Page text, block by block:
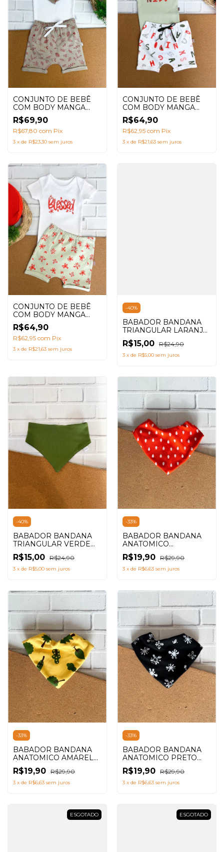
CONJUNTO DE BEBÊ
COM BODY MANGA
CURTA + SHORTS
SARUEL E BABADOR
ESTAMPA NATUREZA
BEGE VERÃO (3 PEÇAS)
R$69,90
R$67,80 com Pix
3 x de R$23,30 sem juros
CONJUNTO DE BEBÊ
COM BODY MANGA
CURTA + SHORTS
SARUEL ESTAMPA
LETRINHAS
R$64,90
R$62,95 com Pix
3 x de R$21,63 sem juros
CONJUNTO DE BEBÊ
COM BODY MANGA
CURTA + SHORTS
SARUEL ESTAMPA
BLESSED
R$64,90
R$62,95 com Pix
3 x de R$21,63 sem juros
-40%
BABADOR BANDANA
TRIANGULAR LARANJA
SEMENTES
R$15,00 R$24,90
3 x de R$5,00 sem juros
-40%
BABADOR BANDANA
TRIANGULAR VERDE
MILITAR
R$15,00 R$24,90
3 x de R$5,00 sem juros
-33%
BABADOR BANDANA
ANATOMICO
SEMENTES LARANJA
R$19,90 R$29,90
3 x de R$6,63 sem juros
-33%
BABADOR BANDANA
ANATOMICO AMARELO
ÁRVORES
R$19,90 R$29,90
3 x de R$6,63 sem juros
-33%
BABADOR BANDANA
ANATOMICO PRETO
SPLASH
R$19,90 R$29,90
3 x de R$6,63 sem juros
ESGOTADO ESGOTADO